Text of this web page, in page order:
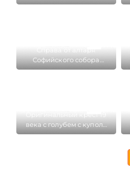
Кремле
Софийского собора
находится Икона
века с голубем с купола
Софийского собора